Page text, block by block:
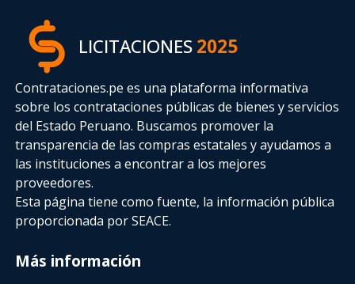
LICITACIONES2025
Contrataciones.pe es una plataforma informativa
sobre los contrataciones públicas de bienes y servicios
del Estado Peruano. Buscamos promover la
transparencia de las compras estatalesy ayudamos a
las instituciones a encontrar a los mejores
proveedores.
Esta página tiene como fuente, la información pública
proporcionada por SEACE.
Más información